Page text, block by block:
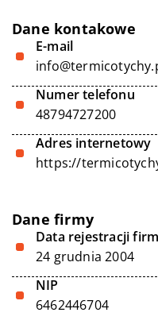
Dane kontakowe
E-mail
Numer telefonu
48794727200
Adres internetowy
https://
Dane firmy
Data rejestracji
24 grudnia 2004
NIP
6462446704